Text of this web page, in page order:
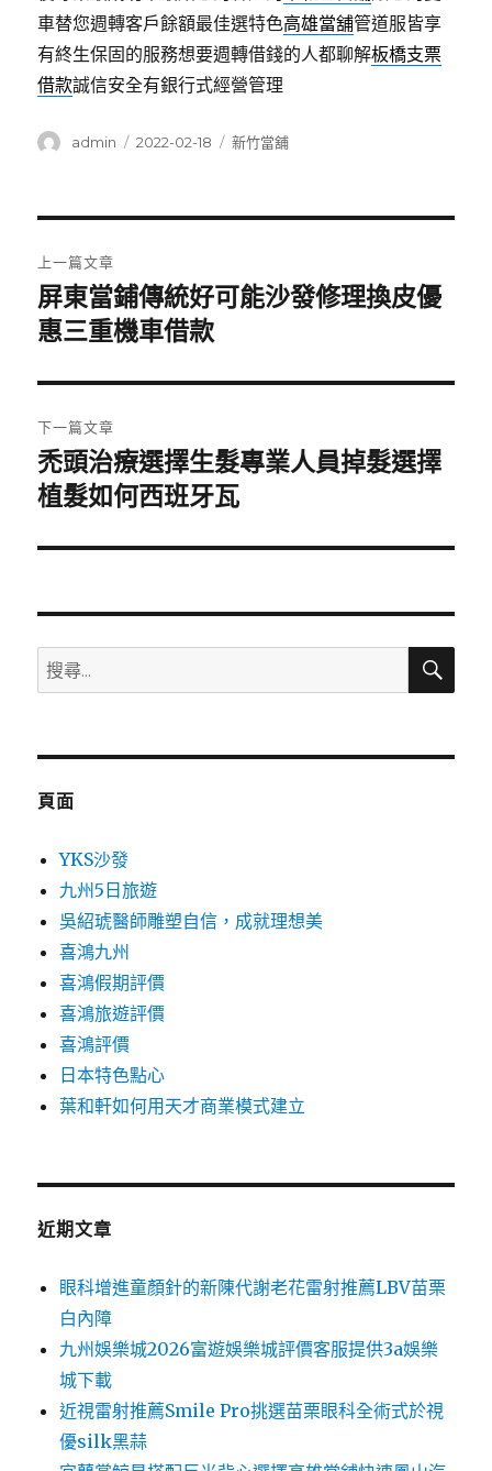
車替您週轉客戶餘額最佳選特色高雄當舖管道服皆享
有終生保固的服務想要週轉借錢的人都聊解板橋支票
借款誠信安全有銀行式經營管理
作
admin
發
2022-02-18
分
新竹當舖
章
導
覽
上一篇文章
上
一
文
章:
屏東當鋪傳統好可能沙發修理換皮優
惠三重機車借款
下一篇文章
下
一
文
禿頭治療選擇生髮專業人員掉髮選擇
植髮如何西班牙瓦
搜
尋
鍵
搜
頁面
YKS沙發
九州5日旅遊
吳紹琥醫師雕塑自信，成就理想美
喜鴻九州
喜鴻假期評價
喜鴻旅遊評價
喜鴻評價
日本特色點心
葉和軒如何用天才商業模式建立
近期文章
眼科增進童顏針的新陳代謝老花雷射推薦LBV苗栗
白內障
九州娛樂城2026富遊娛樂城評價客服提供3a娛樂
城下載
近視雷射推薦Smile Pro挑選苗栗眼科全術式於視
優silk黑蒜